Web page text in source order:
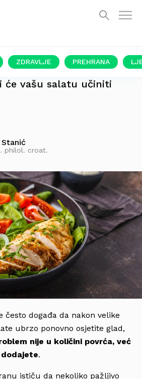
ZDRAVLJE PREHRANA
će vašu salatu učiniti
philol. croat.
često događa da nakon velike
ubrzo ponovno osjetite glad,
nije u količini povrća, već
.
ističu da nekoliko pažljivo